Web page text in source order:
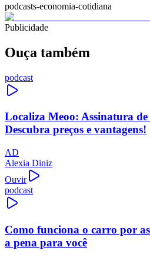
podcasts-economia-cotidiana
Publicidade
Ouça também
podcast
Localiza Meoo: Assinatura
Descubra preços e vantagens!
AD
Alexia Diniz
Ouvir
podcast
Como funciona o carro por
a pena para você